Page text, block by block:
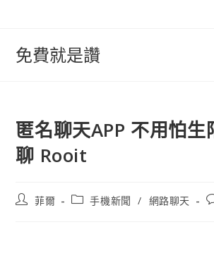
免費就是讚
匿名聊天APP 不用怕生
聊 Rooit
文
菲爾
文
手機新聞 / 網路聊天